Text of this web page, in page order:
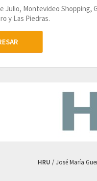
Julio, Montevideo Shopping,
y Las Piedras.
HRU / José María